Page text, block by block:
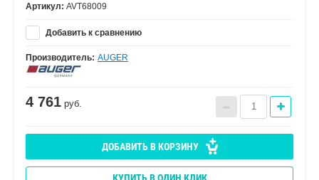
Артикул: AVT68009
Добавить к сравнению
Производитель: AUGER
4 761 руб.
ДОБАВИТЬ В КОРЗИНУ
КУПИТЬ В ОДИН КЛИК